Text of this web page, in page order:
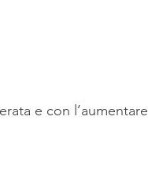
e con l’aumentare